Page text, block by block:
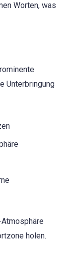
Worten, was
Unterbringung
holen.